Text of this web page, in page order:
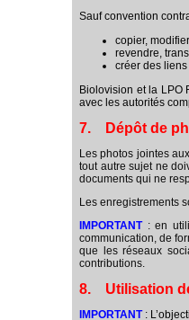
Sauf convention
copier,
revendre,
créer des
Biolovision et la LPO
avec les autorités
7. Dépôt de
Les photos jointes
tout autre sujet ne
documents qui ne
Les enregistrements
IMPORTANT: en
communication, de
que les réseaux
contributions.
8. Utilisation
IMPORTANT :